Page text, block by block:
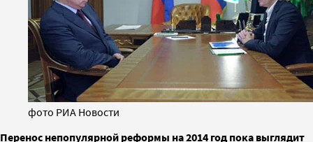
фото РИА Новости
Перенос непопулярной реформы на 2014 год пока выглядит